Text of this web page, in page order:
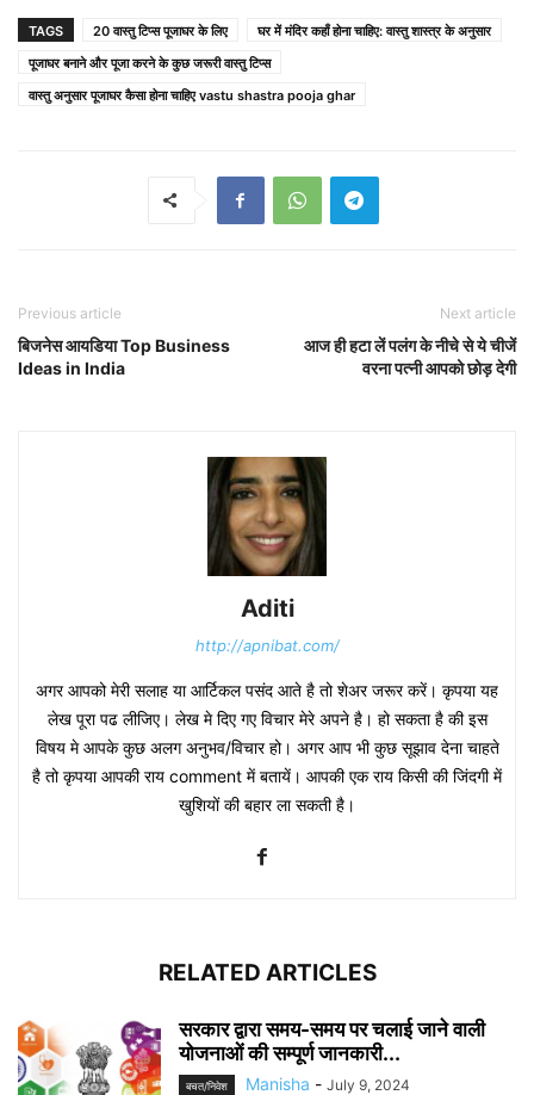
TAGS 20 वास्तु टिप्स पूजाघर के लिए
घर में मंदिर कहाँ होना चाहिए: वास्तु शास्त्र के अनुसार
पूजाघर बनाने और पूजा करने के कुछ जरूरी वास्तु टिप्स
वास्तु अनुसार पूजाघर कैसा होना चाहिए vastu shastra pooja ghar
Previous article
बिजनेस आयडिया Top Business
Ideas in India
Next article
आज ही हटा लें पलंग के नीचे से ये चीजें
वरना पत्नी आपको छोड़ देगी
Aditi
http://apnibat.com/
अगर आपको मेरी सलाह या आर्टिकल पसंद आते है तो शेअर जरूर करें। कृपया यह
लेख पूरा पढ लीजिए। लेख मे दिए गए विचार मेरे अपने है। हो सकता है की इस
विषय मे आपके कुछ अलग अनुभव/विचार हो। अगर आप भी कुछ सूझाव देना चाहते
है तो कृपया आपकी राय comment में बतायें। आपकी एक राय किसी की जिंदगी में
खुशियों की बहार ला सकती है।
RELATED ARTICLES
सरकार द्वारा समय-समय पर चलाई जाने वाली
योजनाओं की सम्पूर्ण जानकारी...
बचत/निवेश Manisha - July 9, 2024